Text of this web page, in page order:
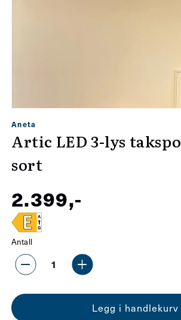
medie
1
i
Aneta
Artic LED 3-lys
sort
Vanlig
pris
2.399,-
Antall
Senk
antallet
Øk
antallet
forLegg i handlekurv